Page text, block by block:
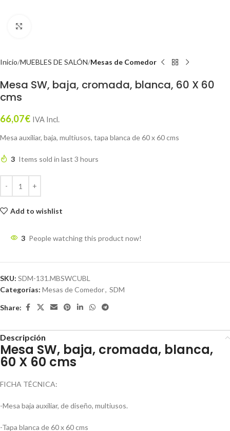
Inicio MUEBLES DE SALÓN Mesas de Comedor
Mesa SW, baja, cromada, blanca, 60 X 60
cms
66,07€ IVA Incl.
Mesa auxiliar, baja, multiusos, tapa blanca de 60 x 60 cms
3 Items sold in last 3 hours
Add to wishlist
3 People watching this product now!
SKU: SDM-131.MBSWCUBL
Categorías: Mesas de Comedor, SDM
Share:
Descripción
Mesa SW, baja, cromada, blanca,
60 X 60 cms
FICHA TÉCNICA:
-Mesa baja auxiliar, de diseño, multiusos.
-Tapa blanca de 60 x 60 cms